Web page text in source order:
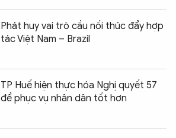
Phát huy vai trò cầu nối thúc đẩy hợp
tác Việt Nam – Brazil
TP Huế hiện thực hóa Nghị quyết 57
để phục vụ nhân dân tốt hơn